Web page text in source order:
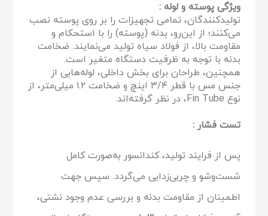
ویژگی پوسته و لوله :
تولیدکنندگان، تمامی تجهیزات را بر روی پوسته نصب
می‌کنند؛ از این‌رو، بدنه (پوسته) را با استحکام و
مقاومت بالا، از فولاد سیاه تولید می‌نمایند. ضخامت
بدنه با توجه به ظرفیت دستگاه متغیر است.
همچنین، طراحان برای بخش داخلی، لوله‌هایی از
جنس مس با قطر ۳/۴ اینچ و ضخامت ۱.۲ میلی‌متر، از
نوع Fin Tube، در نظر گرفته‌اند.
تست فشار:
پس از فرایند تولید، کندانسور به‌صورت کامل
شست‌وشو و چربی‌زدایی می‌گردد. سپس جهت
اطمینان از مقاومت بدنه و بررسی عدم وجود نشتی،